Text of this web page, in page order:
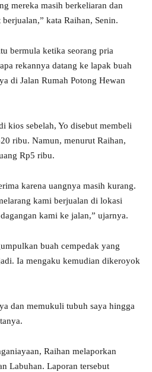
mereka masih berkeliaran dan
kata Raihan, Senin.
bermula ketika seorang pria
rekannya datang ke lapak buah
di Jalan Rumah Potong Hewan
kios sebelah, Yo disebut membeli
ribu. Namun, menurut Raihan,
Rp5 ribu.
karena uangnya masih kurang.
kami berjualan di lokasi
kami ke jalan,” ujarnya.
buah cempedak yang
Ia mengaku kemudian dikeroyok
dan memukuli tubuh saya hingga
Raihan melaporkan
Labuhan. Laporan tersebut